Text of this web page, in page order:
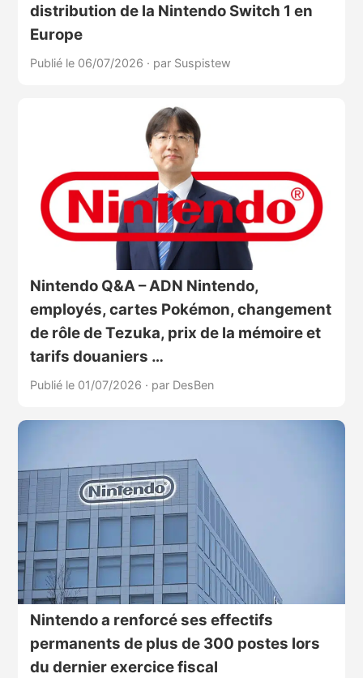
distribution de la Nintendo Switch 1 en
Europe
Publié le 06/07/2026 · par Suspistew
Nintendo Q&A – ADN Nintendo,
employés, cartes Pokémon, changement
de rôle de Tezuka, prix de la mémoire et
tarifs douaniers …
Publié le 01/07/2026 · par DesBen
Nintendo a renforcé ses effectifs
permanents de plus de 300 postes lors
du dernier exercice fiscal